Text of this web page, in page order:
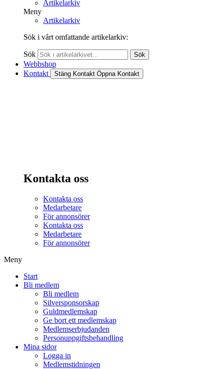
Artikelarkiv
Meny
Artikelarkiv
Sök i vårt omfattande artikelarkiv:
Sök Sök
Webbshop
Kontakt
Stäng Kontakt Öppna Kontakt
Kontakta oss
Kontakta oss
Medarbetare
För annonsörer
Kontakta oss
Medarbetare
För annonsörer
Meny
Start
Bli medlem
Bli medlem
Silversponsorskap
Guldmedlemskap
Ge bort ett medlemskap
Medlemserbjudanden
Personuppgiftsbehandling
Mina sidor
Logga in
Medlemstidningen